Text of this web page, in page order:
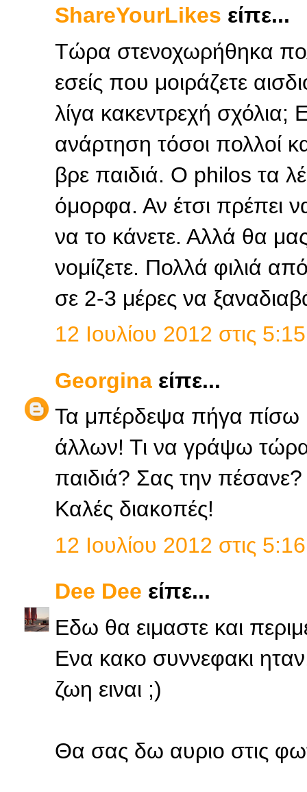
ShareYourLikes είπε...
Τώρα στενοχωρήθηκα
εσείς που μοιράζετε
λίγα κακεντρεχή σχόλια;
ανάρτηση τόσοι πολλοί
βρε παιδιά. Ο philos τα
όμορφα. Αν έτσι πρέπει
να το κάνετε. Αλλά θα
νομίζετε. Πολλά φιλιά
σε 2-3 μέρες να
12 Ιουλίου 2012 στις
Georgina είπε...
Τα μπέρδεψα πήγα πίσω
άλλων! Τι να γράψω τώρα
παιδιά? Σας την πέσανε?
Καλές διακοπές!
12 Ιουλίου 2012 στις
Dee Dee είπε...
Εδω θα ειμαστε και
Ενα κακο συννεφακι
ζωη ειναι ;)
Θα σας δω αυριο στις